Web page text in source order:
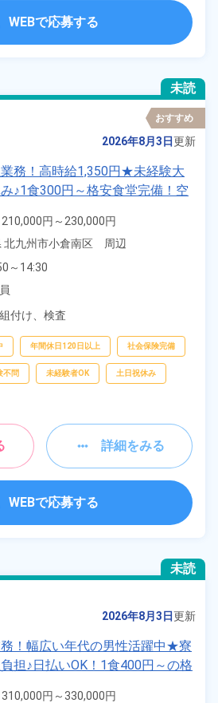
WEBで応募する
未読
おすすめ
2026年8月3日更新
務！高時給1,350円★未経験大
♪1食300円～格安食堂完備！空
境です◎車通勤OK♪無料駐車場
市》
210,000円～230,000円
円～1,350円
北九州市小倉南区　周辺
～14:30
～22:50
付け、 検査
年間休日120日以上 社会保険完備
不問 未経験者OK 土日祝休み
詳細をみる
WEBで応募する
未読
2026年8月3日更新
！幅広い年代の男性活躍中★寮
担♪日払いOK！1食400円～の格
通勤OK！《栃木県小山市》
310,000円～330,000円